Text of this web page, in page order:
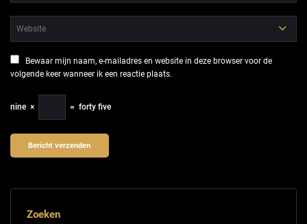
Bewaar mijn naam, e-mailadres en website in deze browser voor de
volgende keer wanneer ik een reactie plaats.
nine × = forty five
Zoeken